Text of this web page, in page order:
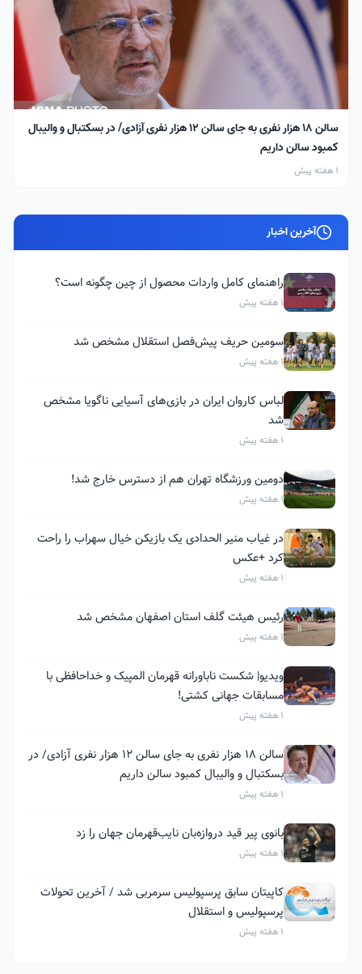
سالن ۱۸ هزار نفری به جای سالن ۱۲ هزار نفری آزادی/ در بسکتبال و والیبال
کمبود سالن داریم
1 هفته پیش
آخرین اخبار
راهنمای کامل واردات محصول از چین چگونه است؟
1 هفته پیش
سومین حریف پیش‌فصل استقلال مشخص شد
1 هفته پیش
لباس کاروان ایران در بازی‌های آسیایی ناگویا مشخص
شد
1 هفته پیش
دومین ورزشگاه تهران هم از دسترس خارج شد!
1 هفته پیش
در غیاب منیر الحدادی یک بازیکن خیال سهراب را راحت
کرد +عکس
1 هفته پیش
رئیس هیئت گلف استان اصفهان مشخص شد
1 هفته پیش
ویدیو| شکست ناباورانه قهرمان المپیک و خداحافظی با
مسابقات جهانی کشتی!
1 هفته پیش
سالن ۱۸ هزار نفری به جای سالن ۱۲ هزار نفری آزادی/ در
بسکتبال و والیبال کمبود سالن داریم
1 هفته پیش
بانوی پیر قید دروازه‌بان نایب‌قهرمان جهان را زد
1 هفته پیش
کاپیتان سابق پرسپولیس سرمربی شد / آخرین تحولات
پرسپولیس و استقلال
1 هفته پیش